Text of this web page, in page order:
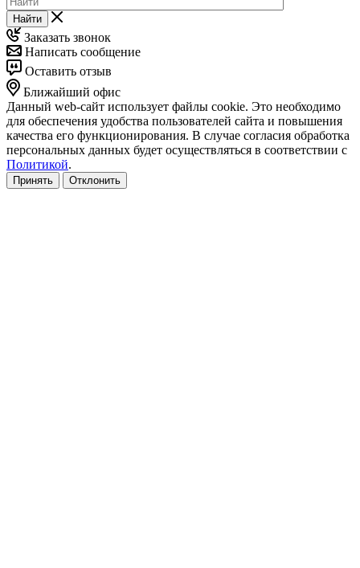
Найти
Заказать звонок
Написать сообщение
Оставить отзыв
Ближайший офис
Данный web-сайт использует файлы cookie. Это необходимо
для обеспечения удобства пользователей сайта и повышения
качества его функционирования. В случае согласия обработка
персональных данных будет осуществляться в соответствии с
Политикой.
Принять Отклонить